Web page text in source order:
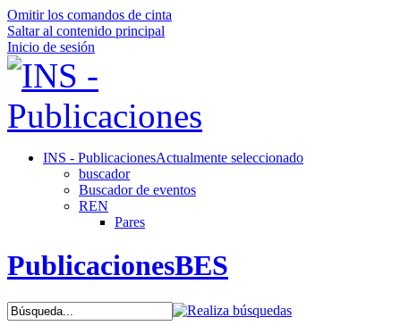
Omitir los comandos de cinta
Saltar al contenido principal
Inicio de sesión
INS - PublicacionesActualmente seleccionado
buscador
Buscador de eventos
REN
Pares
PublicacionesBES